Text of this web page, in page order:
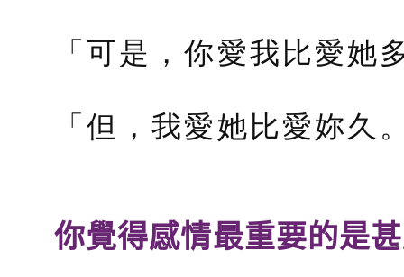
「可是，你愛我比愛她
「但，我愛她比愛妳久
你覺得感情最重要的是